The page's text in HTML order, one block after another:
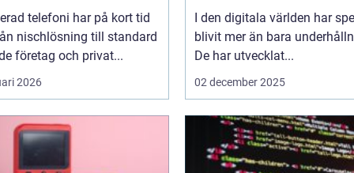
telefoni har på kort tid
nischlösning till standard
företag och privat...
2026
I den digitala världen har
blivit mer än bara
De har utvecklat...
02 december 2025